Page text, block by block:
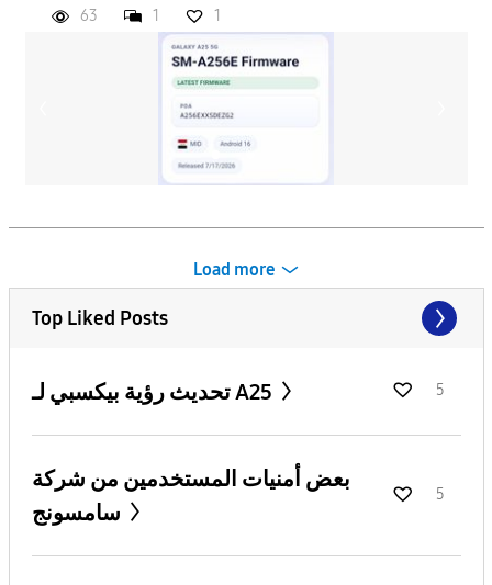
63 1 1
Load more
Top Liked Posts
تحديث رؤية بيكسبي لـ A25 5
بعض أمنيات المستخدمين من شركة
5